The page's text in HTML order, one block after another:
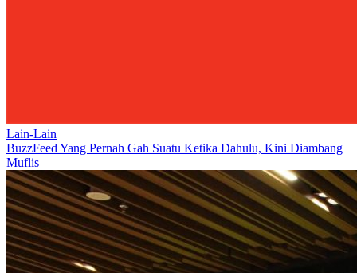
Lain-Lain
BuzzFeed Yang Pernah Gah Suatu Ketika Dahulu, Kini Diambang
Muflis